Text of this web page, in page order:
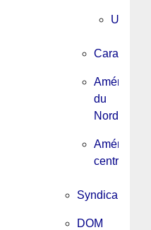
Caraïbes
Amérique
du
Nord
Amérique
centrale
Syndicalisme
DOM